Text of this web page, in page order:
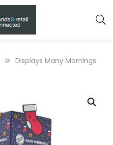
Displays Many Mornings